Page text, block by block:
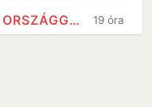
a parlament
19 óra
ORSZÁGGYŰLÉS